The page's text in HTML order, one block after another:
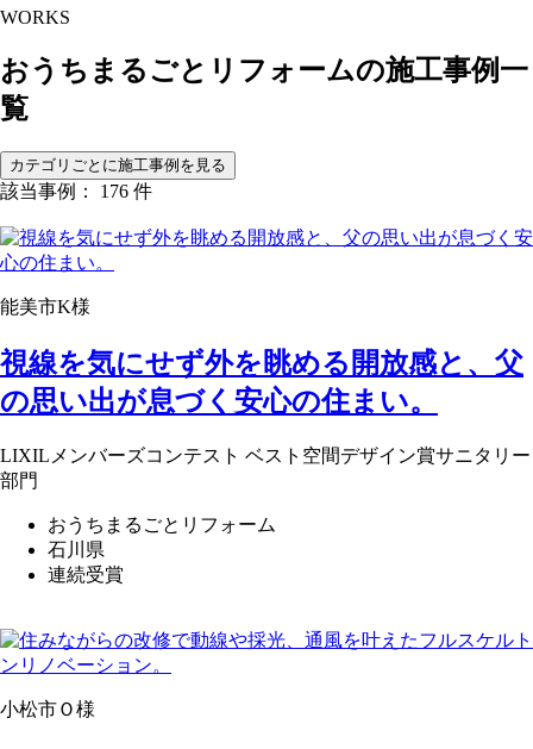
WORKS
おうちまるごとリフォームの施工事例一
覧
カテゴリごとに施工事例を見る
該当事例： 176 件
能美市K様
視線を気にせず外を眺める開放感と、父
の思い出が息づく安心の住まい。
LIXILメンバーズコンテスト ベスト空間デザイン賞サニタリー
部門
おうちまるごとリフォーム
石川県
連続受賞
小松市Ｏ様